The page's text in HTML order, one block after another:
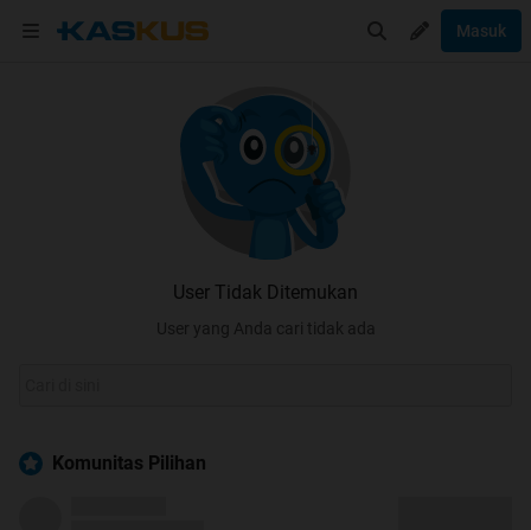
Masuk
User Tidak Ditemukan
User yang Anda cari tidak ada
Komunitas Pilihan